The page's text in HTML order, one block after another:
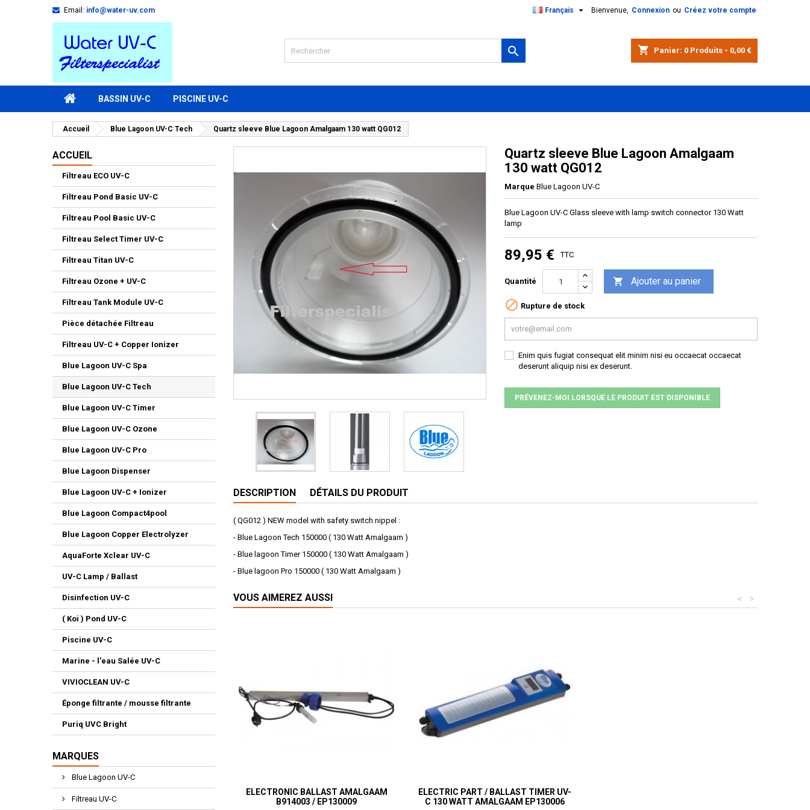
Email: info@water-uv.com Bienvenue, Connexion ou Créez votre compte
Français 
shopping_cart Panier: 0 Produits - 0,00 €

BASSIN UV-C PISCINE UV-C
Accueil Blue Lagoon UV-C Tech Quartz sleeve Blue Lagoon Amalgaam 130 watt QG012
ACCUEIL
Filtreau ECO UV-C
Filtreau Pond Basic UV-C
Filtreau Pool Basic UV-C
Filtreau Select Timer UV-C
Filtreau Titan UV-C
Filtreau Ozone + UV-C
Filtreau Tank Module UV-C
Pièce détachée Filtreau
Filtreau UV-C + Copper Ionizer
Blue Lagoon UV-C Spa
Blue Lagoon UV-C Tech
Blue Lagoon UV-C Timer
Blue Lagoon UV-C Ozone
Blue Lagoon UV-C Pro
Blue Lagoon Dispenser
Blue Lagoon UV-C + Ionizer
Blue Lagoon Compact4pool
Blue Lagoon Copper Electrolyzer
AquaForte Xclear UV-C
UV-C Lamp / Ballast
Disinfection UV-C
( Koi ) Pond UV-C
Piscine UV-C
Marine - l'eau Salée UV-C
VIVIOCLEAN UV-C
Éponge filtrante / mousse filtrante
Puriq UVC Bright
MARQUES
Blue Lagoon UV-C
Filtreau UV-C
Quartz sleeve Blue Lagoon Amalgaam
130 watt QG012
Marque Blue Lagoon UV-C
Blue Lagoon UV-C Glass sleeve with lamp switch connector 130 Watt
lamp
89,95 € TTC
Quantité  Ajouter au panier
 Rupture de stock
Enim quis fugiat consequat elit minim nisi eu occaecat occaecat
deserunt aliquip nisi ex deserunt.
PRÉVENEZ-MOI LORSQUE LE PRODUIT EST DISPONIBLE
DESCRIPTION DÉTAILS DU PRODUIT
( QG012 ) NEW model with safety switch nippel :
- Blue Lagoon Tech 150000 ( 130 Watt Amalgaam )
- Blue lagoon Timer 150000 ( 130 Watt Amalgaam )
- Blue lagoon Pro 150000 ( 130 Watt Amalgaam )
VOUS AIMEREZ AUSSI >
<
ELECTRONIC BALLAST AMALGAAM
В914003 / EP130009
ELECTRIC PART / BALLAST TIMER UV-
C 130 WATT AMALGAAM EP130006